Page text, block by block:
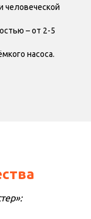
человеческой
– от 2-5
насоса.